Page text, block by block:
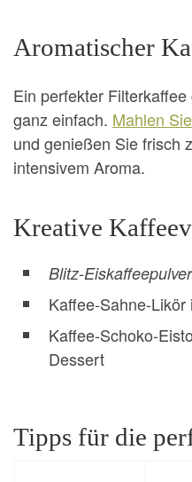
Aromatischer
Ein perfekter
ganz einfach. Mahlen
und genießen Sie frisch
intensivem Aroma.
Kreative
Blitz-Eiskaffeepulver
Kaffee-Sahne-
Kaffee-Schoko-
Dessert
Tipps für die